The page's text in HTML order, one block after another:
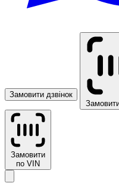
Замовити дзвінок
Замовити
по VIN